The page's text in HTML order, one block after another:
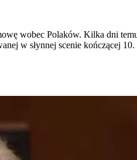
wobec Polaków. Kilka dni
w słynnej scenie kończącej 10.